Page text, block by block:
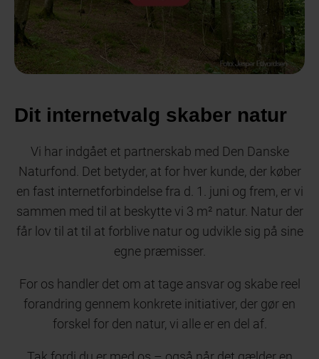
Dit internetvalg skaber natur
Vi har indgået et partnerskab med Den Danske
Naturfond. Det betyder, at for hver kunde, der køber
en fast internetforbindelse fra d. 1. juni og frem, er vi
sammen med til at beskytte vi 3 m² natur. Natur der
får lov til at til at forblive natur og udvikle sig på sine
egne præmisser.
For os handler det om at tage ansvar og skabe reel
forandring gennem konkrete initiativer, der gør en
forskel for den natur, vi alle er en del af.